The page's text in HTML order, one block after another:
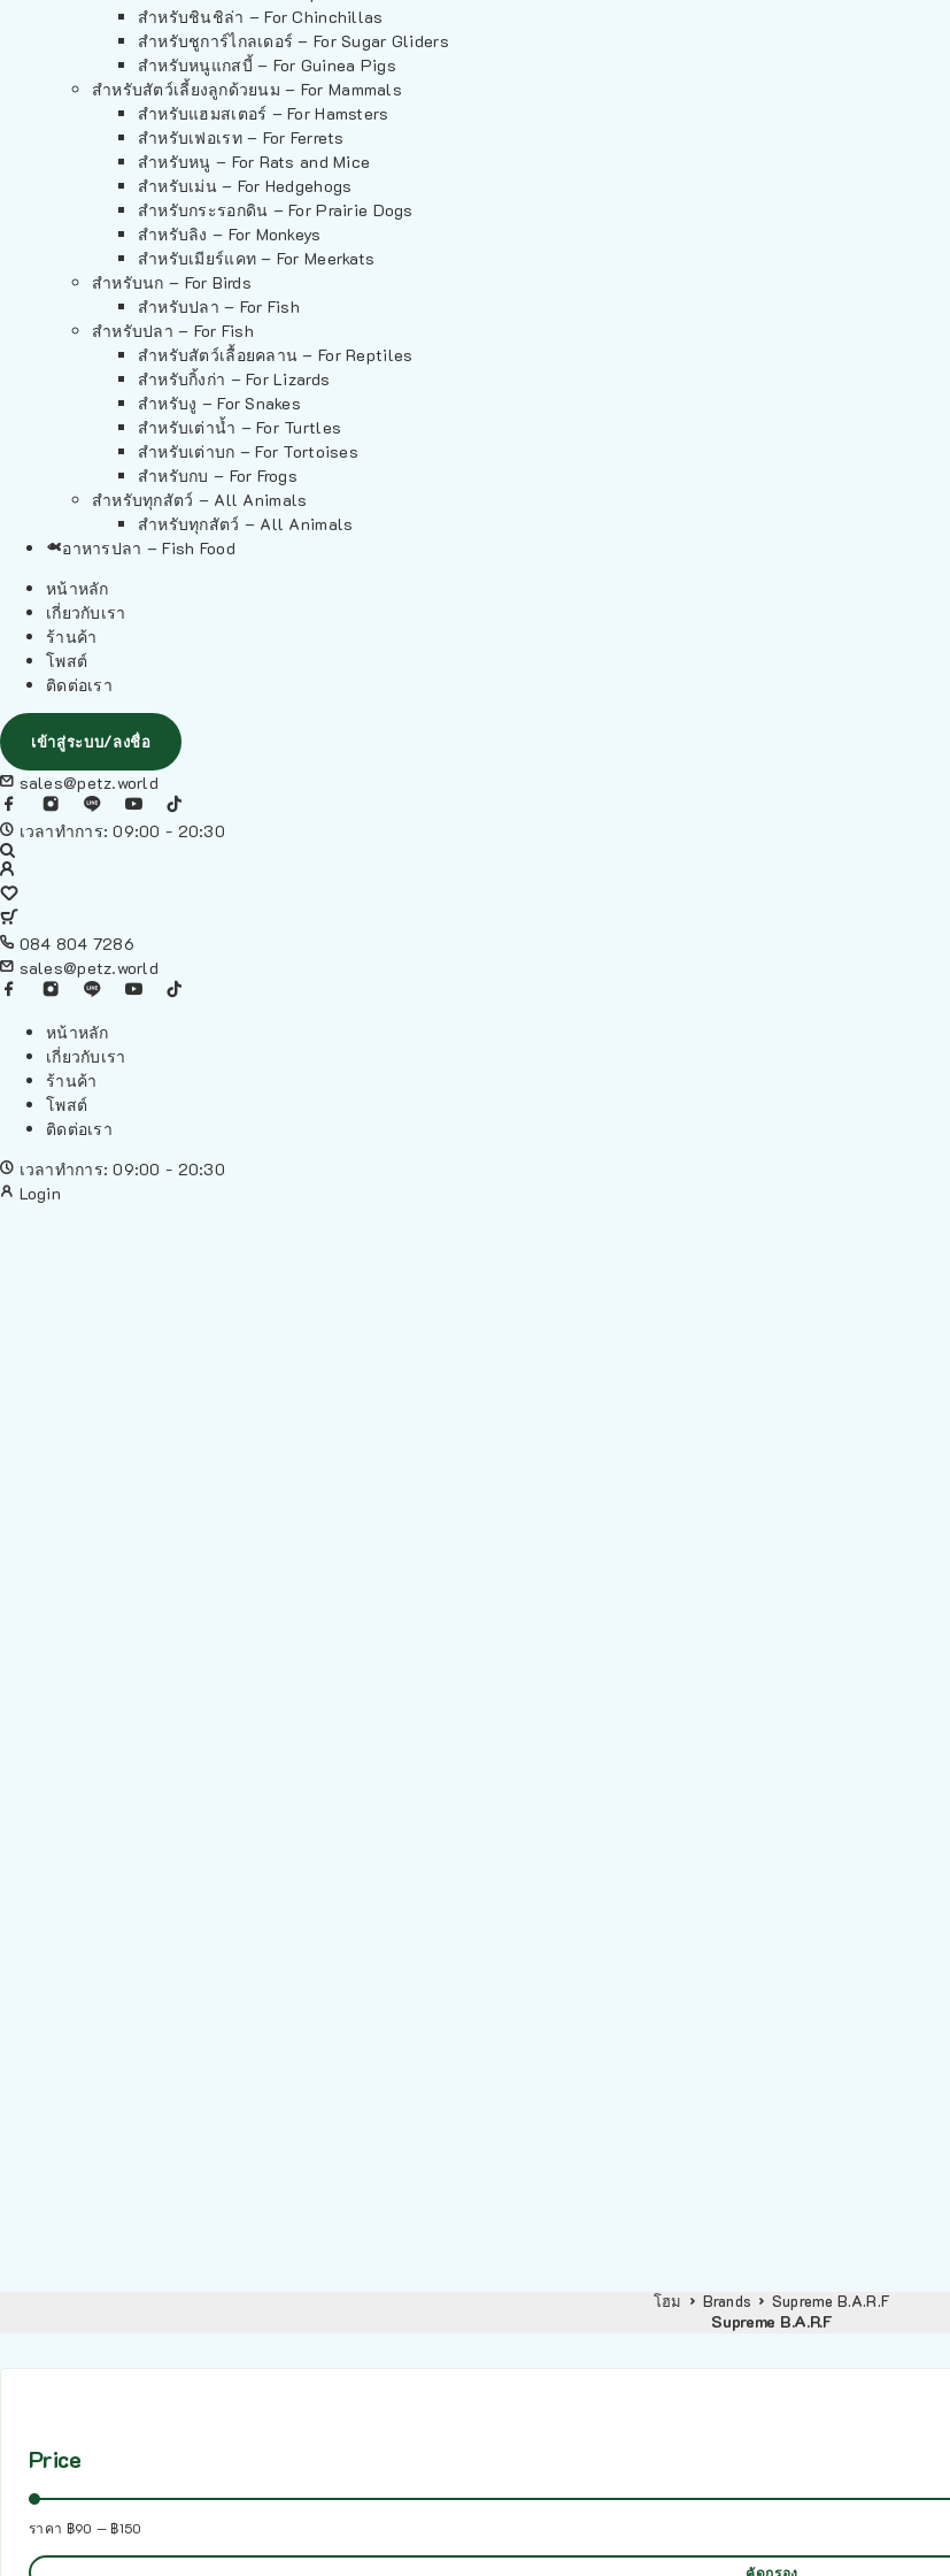
สำหรับชินชิล่า – For Chinchillas
สำหรับชูการ์ไกลเดอร์ – For Sugar Gliders
สำหรับหนูแกสบี้ – For Guinea Pigs
สำหรับสัตว์เลี้ยงลูกด้วยนม – For Mammals
สำหรับแฮมสเตอร์ – For Hamsters
สำหรับเฟอเรท – For Ferrets
สำหรับหนู – For Rats and Mice
สำหรับเม่น – For Hedgehogs
สำหรับกระรอกดิน – For Prairie Dogs
สำหรับลิง – For Monkeys
สำหรับเมียร์แคท – For Meerkats
สำหรับนก – For Birds
สำหรับปลา – For Fish
สำหรับปลา – For Fish
สำหรับสัตว์เลื้อยคลาน – For Reptiles
สำหรับกิ้งก่า – For Lizards
สำหรับงู – For Snakes
สำหรับเต่าน้ำ – For Turtles
สำหรับเต่าบก – For Tortoises
สำหรับกบ – For Frogs
สำหรับทุกสัตว์ – All Animals
สำหรับทุกสัตว์ – All Animals
อาหารปลา – Fish Food
หน้าหลัก
เกี่ยวกับเรา
ร้านค้า
โพสต์
ติดต่อเรา
เข้าสู่ระบบ/ลงชื่อ
sales@petz.world
เวลาทำการ: 09:00 - 20:30
084 804 7286
sales@petz.world
หน้าหลัก
เกี่ยวกับเรา
ร้านค้า
โพสต์
ติดต่อเรา
เวลาทำการ: 09:00 - 20:30
Login
โฮม Brands Supreme B.A.R.F
Supreme B.A.R.F
Price
ราคา ฿90 — ฿150